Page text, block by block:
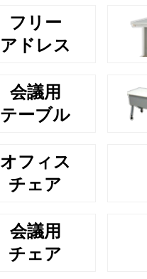
フリー
アドレス
会議用
テーブル
オフィス
チェア
会議用
チェア